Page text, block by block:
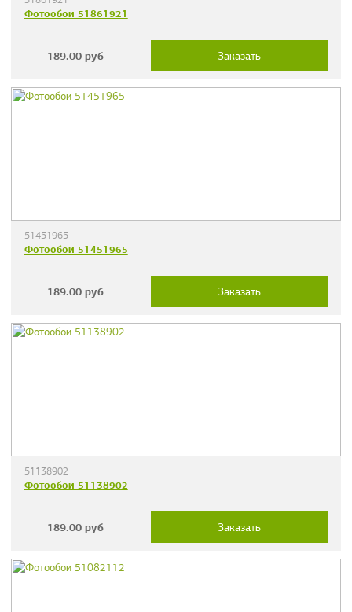
Фотообои 51861921
189.00 руб Заказать
51451965
Фотообои 51451965
189.00 руб Заказать
51138902
Фотообои 51138902
189.00 руб Заказать